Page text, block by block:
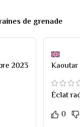
de grenade
2023 Kaoutar
Éclat
0